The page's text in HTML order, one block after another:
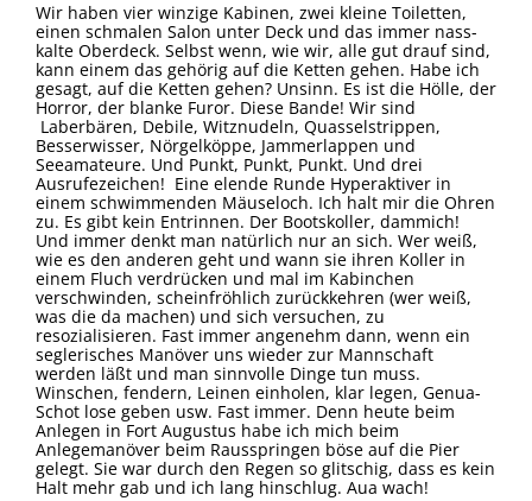
Wir haben vier winzige Kabinen, zwei kleine Toiletten,
einen schmalen Salon unter Deck und das immer nass-
kalte Oberdeck. Selbst wenn, wie wir, alle gut drauf sind,
kann einem das gehörig auf die Ketten gehen. Habe ich
gesagt, auf die Ketten gehen? Unsinn. Es ist die Hölle, der
Horror, der blanke Furor. Diese Bande! Wir sind
Laberbären, Debile, Witznudeln, Quasselstrippen,
Besserwisser, Nörgelköppe, Jammerlappen und
Seeamateure. Und Punkt, Punkt, Punkt. Und drei
Ausrufezeichen! Eine elende Runde Hyperaktiver in
einem schwimmenden Mäuseloch. Ich halt mir die Ohren
zu. Es gibt kein Entrinnen. Der Bootskoller, dammich!
Und immer denkt man natürlich nur an sich. Wer weiß,
wie es den anderen geht und wann sie ihren Koller in
einem Fluch verdrücken und mal im Kabinchen
verschwinden, scheinfröhlich zurückkehren (wer weiß,
was die da machen) und sich versuchen, zu
resozialisieren. Fast immer angenehm dann, wenn ein
seglerisches Manöver uns wieder zur Mannschaft
werden läßt und man sinnvolle Dinge tun muss.
Winschen, fendern, Leinen einholen, klar legen, Genua-
Schot lose geben usw. Fast immer. Denn heute beim
Anlegen in Fort Augustus habe ich mich beim
Anlegemanöver beim Rausspringen böse auf die Pier
gelegt. Sie war durch den Regen so glitschig, dass es kein
Halt mehr gab und ich lang hinschlug. Aua wach!